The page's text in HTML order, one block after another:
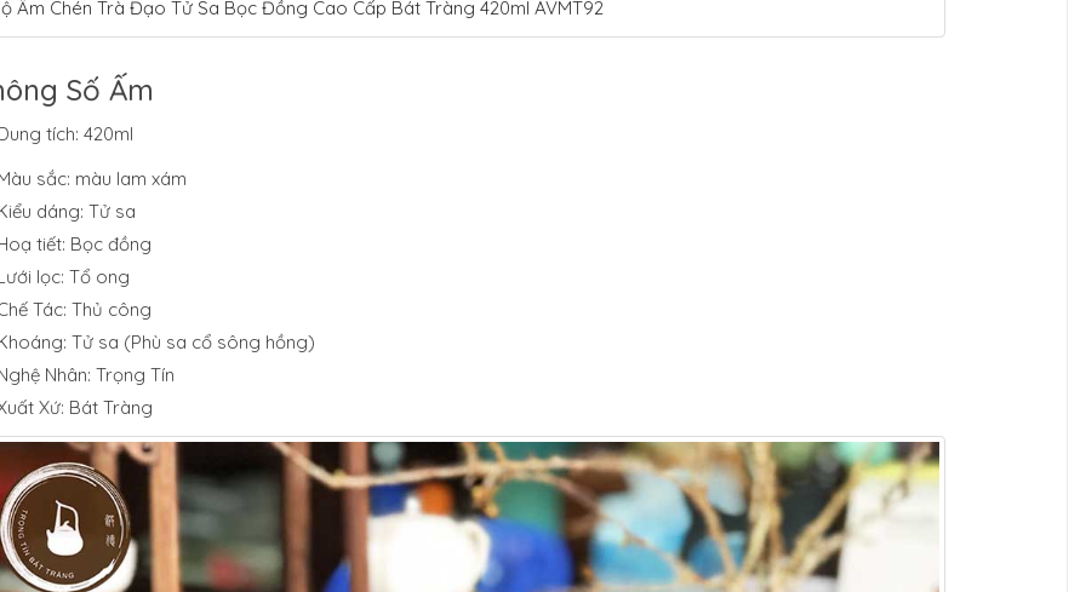
Ấm Chén Trà Đạo Tử Sa Bọc Đồng Cao Cấp Bát Tràng 420ml AVMT92
Số Ấm
tích: 420ml
sắc: màu lam xám
dáng: Tử sa
tiết: Bọc đồng
lọc: Tổ ong
Tác: Thủ công
Tử sa (Phù sa cổ sông hồng)
Nhân: Trọng Tín
Xứ: Bát Tràng